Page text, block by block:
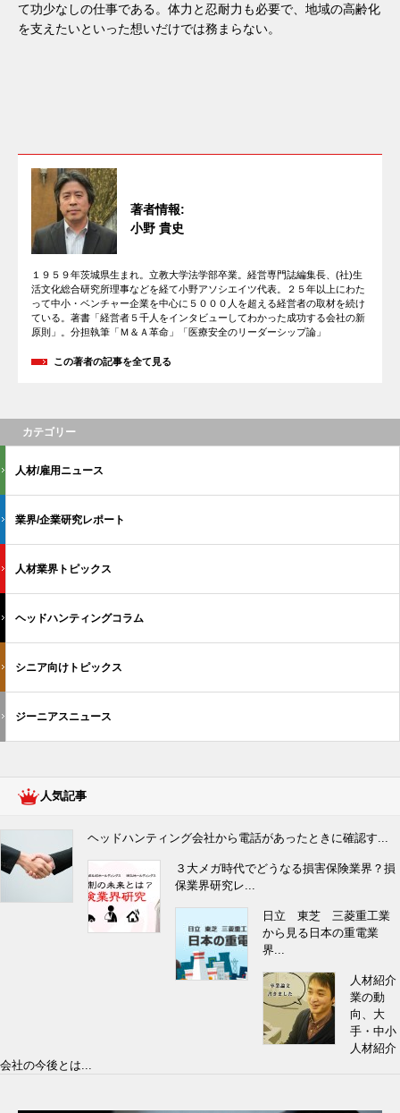
て功少なしの仕事である。体力と忍耐力も必要で、地域の高齢化
を支えたいといった想いだけでは務まらない。
著者情報:
小野 貴史
１９５９年茨城県生まれ。立教大学法学部卒業。経営専門誌編集長、(社)生
活文化総合研究所理事などを経て小野アソシエイツ代表。２５年以上にわた
って中小・ベンチャー企業を中心に５０００人を超える経営者の取材を続け
ている。著書「経営者５千人をインタビューしてわかった成功する会社の新
原則」。分担執筆「Ｍ＆Ａ革命」「医療安全のリーダーシップ論」
この著者の記事を全て見る
カテゴリー
人材/雇用ニュース
業界/企業研究レポート
人材業界トピックス
ヘッドハンティングコラム
シニア向けトピックス
ジーニアスニュース
人気記事
ヘッドハンティング会社から電話があったときに確認す...
３大メガ時代でどうなる損害保険業界？損
保業界研究レ...
日立 東芝 三菱重工業
から見る日本の重電業
界...
人材紹介
業の動
向、大
手・中小
人材紹介
会社の今後とは...